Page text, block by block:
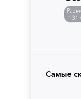
131
Самые